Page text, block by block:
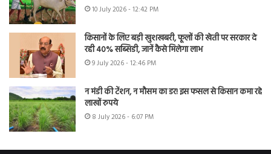
10 July 2026 - 12:42 PM
किसानों के लिए बड़ी खुशखबरी, फूलों की खेती पर सरकार दे
रही 40% सब्सिडी, जानें कैसे मिलेगा लाभ
9 July 2026 - 12:46 PM
न मंडी की टेंशन, न मौसम का डर! इस फसल से किसान कमा रहे
लाखों रुपये
8 July 2026 - 6:07 PM